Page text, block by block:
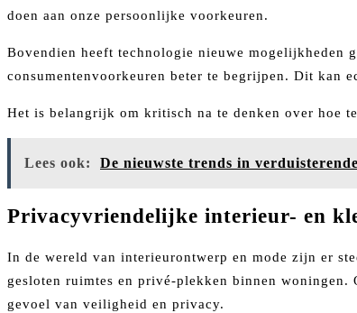
doen aan onze persoonlijke voorkeuren.
Bovendien heeft technologie nieuwe mogelijkheden
consumentenvoorkeuren beter te begrijpen. Dit
Het is belangrijk om kritisch na te denken over hoe
Lees ook: De nieuwste trends in
Privacyvriendelijke interieur- en
In de wereld van interieurontwerp en mode zijn er
gesloten ruimtes en privé-plekken binnen
gevoel van veiligheid en privacy.